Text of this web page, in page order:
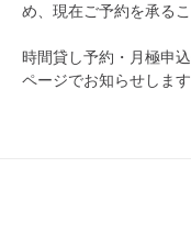
め、現在ご予約を承る
時間貸し予約・月極申
ページでお知らせします